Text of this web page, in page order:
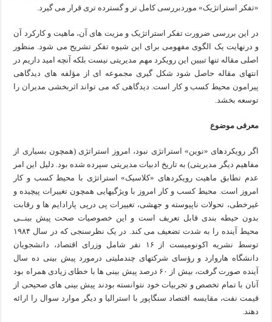
«تفکر استراتژیک» موردبررسی کامل تر و گسترده تری قرار می گیرد.
در این بررسی ضرورت تفکر استراتژیک و مزیت های آن، ماهیت و کارکرد آن
و درنهایت یک الگوی مفهومی برای این شیوه تفکر تشریح می شود. منظور
اصلی مقاله تنها تبیین این رویکرد مهم مدیریتی نیست بلکه آنچه امید داریم در
انتهای مقاله حاصل شود شکل گیری مجموعه ای از مؤلفه های دیدگاهی
پیرامون محیط کسب و کار است. دیدگاهی که می تواند اثربخشی مدیران را
توسعه بخشد.
معرفی موضوع
اگر رویکردهای «نوین» استراتژی نبود، امروز استراتژی (همچون بسیاری از
مفاهیم دیگر مدیریتی) به تاریخ ادبیات مدیریتی سپرده شده بود. دلیل این امر
عدم تطابق ماهیت رویکردهای «کلاسیک» استراتژی با محیط کسب و کار
امروز است. محیط کسب و کار امروز با ویژگیهایی همچون تغییرات پیچیده و
غیرخطی، تحولات ناپیوسته و جهشی، تغییرات پی درپی پارادایم ها و رقابت
بدون حیطه بندی قابل تعریف است و این خصوصیات صحت پیش بینــی
محیط آینده را به شدت تضعیف می کند. در یک نظرسنجی که در سال ۱۹۸۴
توسط نشریه اکونومیست از ۱۶ نفر شامل وزرای اقتصاد، دانشجویان
دانشگاه هاروارد و رؤسای شرکتهای چندملیتی درمورد پیش بینی ده سال
آینده صورت گرفت، بیش از ۶۰ درصد پیش بینی ها با خطای زیادی همراه بود
آنان با تمام تخصص و تجربیات خود نتوانسته بودند پیش بینی های صحیحی از
قیمت نفت، مقایسه اقتصاد سنگاپور با استرالیا و دیگر موارد سوال را ارائه
دهند.